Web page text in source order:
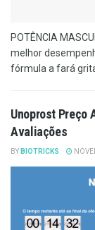
POTÊNCIA
melhor
fórmula a fará
Unoprost Preço
Avaliações
BY BIOTRICKS